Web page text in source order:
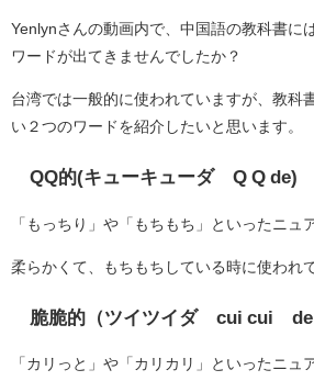
Yenlynさんの動画内で、中国語の教科書に
ワードが出てきませんでしたか？
台湾では一般的に使われていますが、教科
い２つのワードを紹介したいと思います。
QQ的(キューキューダ Q Q de)
「もっちり」や「もちもち」といったニュ
柔らかくて、もちもちしている時に使われ
脆脆的（ツイツイダ cui cui de
「カリっと」や「カリカリ」といったニュ